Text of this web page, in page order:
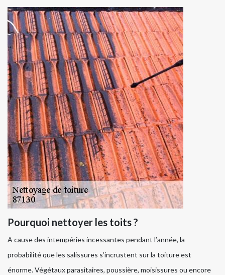
Pourquoi nettoyer les toits ?
A cause des intempéries incessantes pendant l’année, la
probabilité que les salissures s’incrustent sur la toiture est
énorme. Végétaux parasitaires, poussière, moisissures ou encore